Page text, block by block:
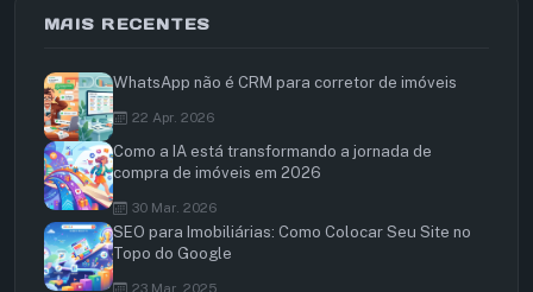
MAIS RECENTES
WhatsApp não é CRM para corretor de imóveis
22 Apr. 2026
Como a IA está transformando a jornada de
compra de imóveis em 2026
30 Mar. 2026
SEO para Imobiliárias: Como Colocar Seu Site no
Topo do Google
23 Mar. 2025